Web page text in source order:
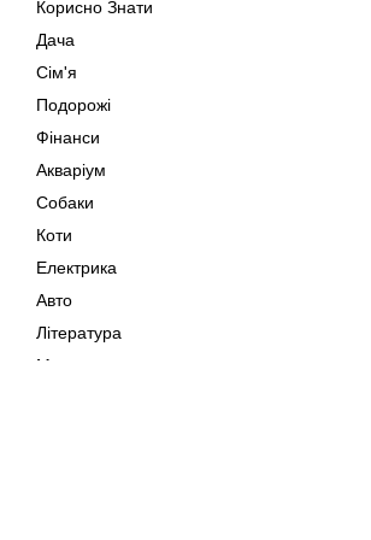
Корисно Знати
Дача
Сім'я
Подорожі
Фінанси
Акваріум
Собаки
Коти
Електрика
Авто
Література
Музика